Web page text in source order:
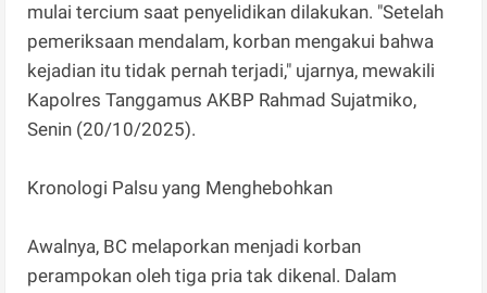
mulai tercium saat penyelidikan dilakukan. "Setelah
pemeriksaan mendalam, korban mengakui bahwa
kejadian itu tidak pernah terjadi," ujarnya, mewakili
Kapolres Tanggamus AKBP Rahmad Sujatmiko,
Senin (20/10/2025).
Kronologi Palsu yang Menghebohkan
Awalnya, BC melaporkan menjadi korban
perampokan oleh tiga pria tak dikenal. Dalam